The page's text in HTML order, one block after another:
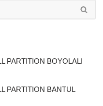
PARTITION BOYOLALI
PARTITION BANTUL